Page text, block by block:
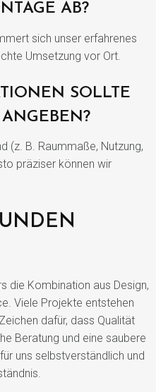
AB?
sich unser erfahrenes
Umsetzung vor Ort.
SOLLTE
(z. B. Raummaße, Nutzung,
präziser können wir
die Kombination aus Design,
Viele Projekte entstehen
dafür, dass Qualität
Beratung und eine saubere
uns selbstverständlich und